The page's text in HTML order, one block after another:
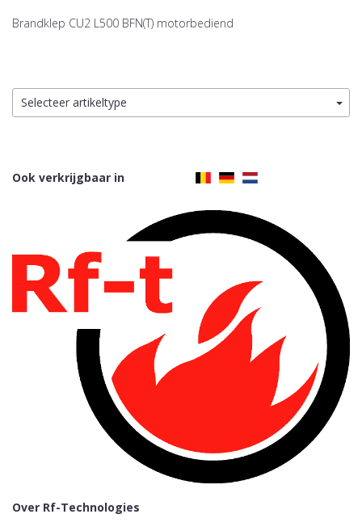
Brandklep CU2 L500 BFN(T) motorbediend
Selecteer artikeltype
Ook verkrijgbaar in
Over Rf-Technologies